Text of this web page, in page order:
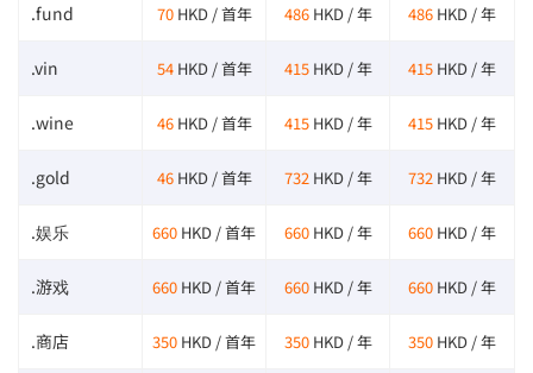
.fund 70 HKD / 首年 486 HKD / 年 486 HKD / 年
.vin 54 HKD / 首年 415 HKD / 年 415 HKD / 年
.wine 46 HKD / 首年 415 HKD / 年 415 HKD / 年
.gold 46 HKD / 首年 732 HKD / 年 732 HKD / 年
.娱乐 660 HKD / 首年 660 HKD / 年 660 HKD / 年
.游戏 660 HKD / 首年 660 HKD / 年 660 HKD / 年
.商店 350 HKD / 首年 350 HKD / 年 350 HKD / 年